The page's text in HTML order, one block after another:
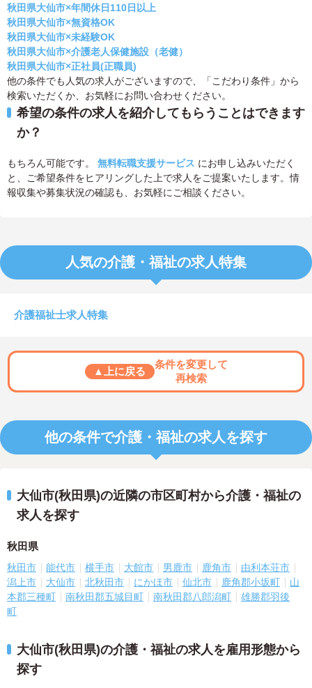
秋田県大仙市×年間休日110日以上
秋田県大仙市×無資格OK
秋田県大仙市×未経験OK
秋田県大仙市×介護老人保健施設（老健）
秋田県大仙市×正社員(正職員)
他の条件でも人気の求人がございますので、「こだわり条件」から
検索いただくか、お気軽にお問い合わせください。
希望の条件の求人を紹介してもらうことはできます
か？
もちろん可能です。 無料転職支援サービス にお申し込みいただく
と、ご希望条件をヒアリングした上で求人をご提案いたします。情
報収集や募集状況の確認も、お気軽にご相談ください。
人気の介護・福祉の求人特集
介護福祉士求人特集
▲上に戻る
条件を変更して
再検索
他の条件で介護・福祉の求人を探す
大仙市(秋田県)の近隣の市区町村から介護・福祉の
求人を探す
秋田県
秋田市 能代市 横手市 大館市 男鹿市 鹿角市
由利本荘市
潟上市
大仙市 北秋田市 にかほ市 仙北市 鹿角郡小坂町
山
本郡三種町
南秋田郡五城目町 南秋田郡八郎潟町
雄勝郡羽後
町
大仙市(秋田県)の介護・福祉の求人を雇用形態から
探す